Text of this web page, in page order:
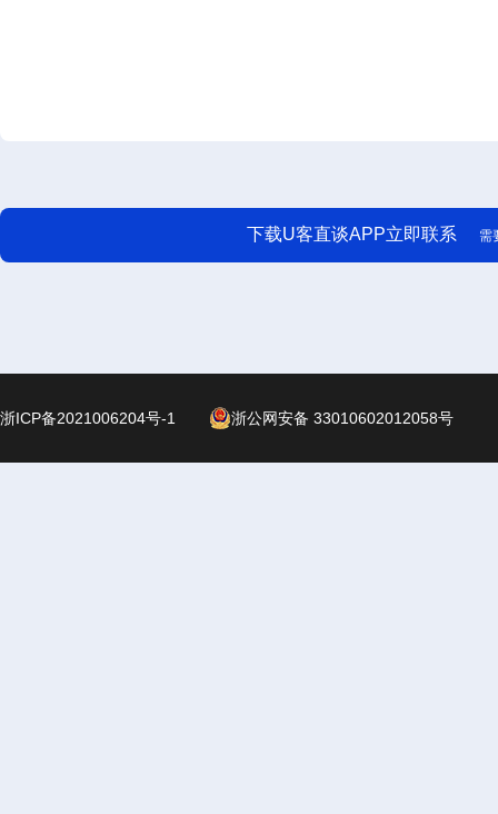
下载U客直谈APP立即联系 需
浙ICP备2021006204号-1 浙公网安备 33010602012058号